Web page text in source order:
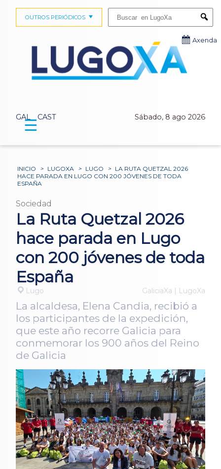
GAL CAST Sábado, 8 ago 2026
OUTROS PERIÓDICOS
Axenda
☰
INICIO > LUGOXA > LUGO > LA RUTA QUETZAL 2026
HACE PARADA EN LUGO CON 200 JÓVENES DE TODA
ESPAÑA
Sociedad
La Ruta Quetzal 2026
hace parada en Lugo
con 200 jóvenes de toda
España
Lugo GaliciaXa | LugoXa
La alcaldesa, Elena Candia, recibió a
los participantes de la expedición,
que este año recorre Galicia para
conmemorar los 900 años del Reino
de Galicia